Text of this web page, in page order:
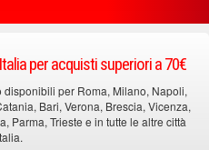
per acquisti superiori a 70€
per Roma, Milano, Napoli,
Bari, Verona, Brescia, Vicenza,
Parma, Trieste e in tutte le altre città